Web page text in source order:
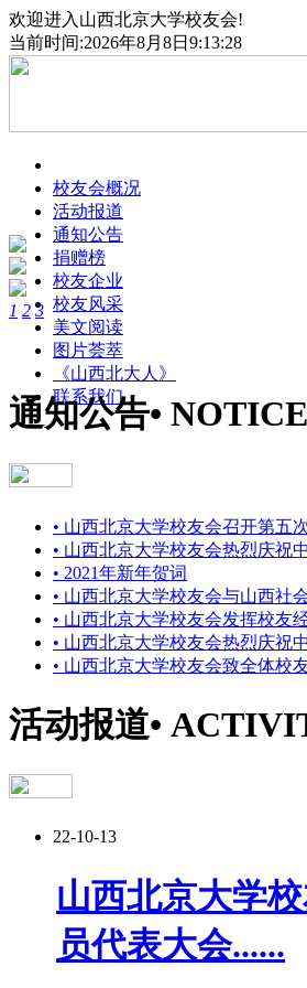
欢迎进入山西北京大学校友会!
当前时间:2026年8月8日9:13:29
校友会概况
活动报道
通知公告
捐赠榜
校友企业
校友风采
美文阅读
图片荟萃
《山西北大人》
联系我们
1 2 3
通知公告• NOTICE
• 山西北京大学校友会召开第五
• 山西北京大学校友会热烈庆
• 2021年新年贺词
• 山西北京大学校友会与山西社
• 山西北京大学校友会发挥校友
• 山西北京大学校友会热烈庆
• 山西北京大学校友会致全体校
活动报道•
22-10-13
山西北京大学
员代表大会......